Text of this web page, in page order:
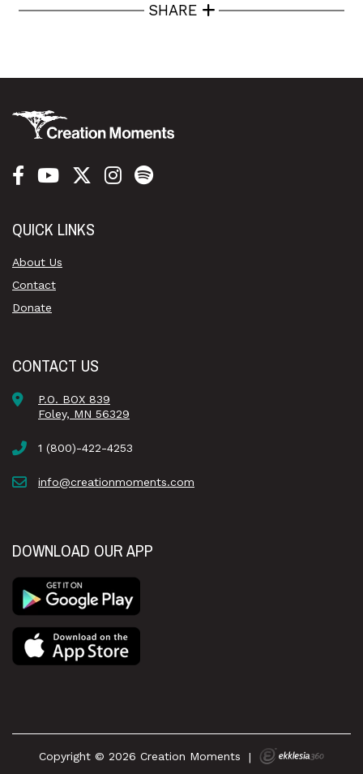
SHARE
QUICK LINKS
About Us
Contact
Donate
CONTACT US
P.O. BOX 839
Foley, MN 56329
1 (800)-422-4253
info@creationmoments.com
DOWNLOAD OUR APP
Copyright © 2026 Creation Moments |